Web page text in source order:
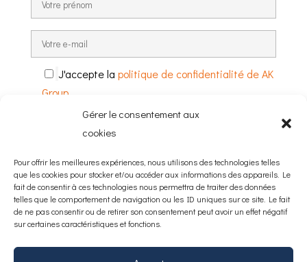
Gérer le consentement aux
cookies
Pour offrir les meilleures expériences, nous utilisons des technologies telles
que les cookies pour stocker et/ou accéder aux informations des appareils. Le
fait de consentir à ces technologies nous permettra de traiter des données
telles que le comportement de navigation ou les ID uniques sur ce site. Le fait
de ne pas consentir ou de retirer son consentement peut avoir un effet négatif
sur certaines caractéristiques et fonctions.
J'accepte la politique de confidentialité de AK
Group
